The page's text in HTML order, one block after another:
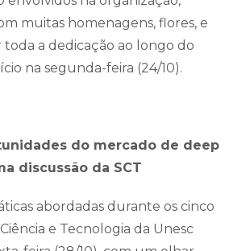
muitas homenagens, flores, e
a dedicação ao longo do
na segunda-feira (24/10).
do mercado de deep
discussão da SCT
abordadas durante os cinco
e Tecnologia da Unesc